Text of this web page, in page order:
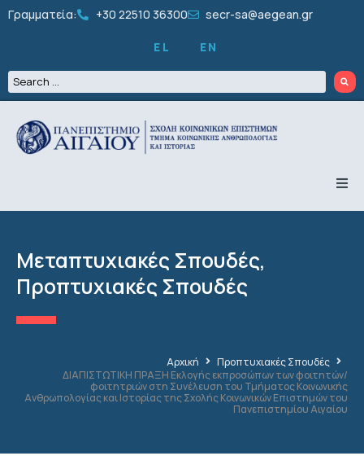
Γραμματεία: +30 22510 36300 secr-sa@aegean.gr
EL EN
ΤΟ ΤΜΗΜΑ
ΔΙΔΑΚΤΟΡΙΚΑ
ΠΡΟΣΩΠΙΚΟ
ΕΡΕΥΝΑ
ΦΟΙΤΗΤΙΚΑ
Μεταπτυχιακές Σπουδές,
Προπτυχιακές Σπουδές
Αρχική
Προπτυχιακές Σπουδές
ΔΙΑΠΙΣΤΩΤΙΚΗ ΠΡΑΞΗ Εκλογής εκπροσώπων των φοιτητών/
φοιτητριών στη Συνέλευση του Τμήματος Κοινωνικής
Ανθρωπολογίας και Ιστορίας της Σχολής Κοινωνικών Επιστημών του
Πανεπιστημίου Αιγαίου